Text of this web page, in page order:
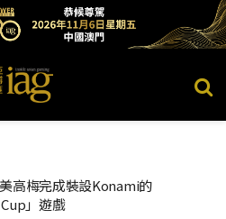
高梅完成裝設Konami的
」遊戲